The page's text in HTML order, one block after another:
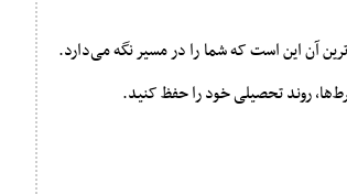
آن این است که شما را در مسیر نگه می‌دارد.
روند تحصیلی خود را حفظ کنید.